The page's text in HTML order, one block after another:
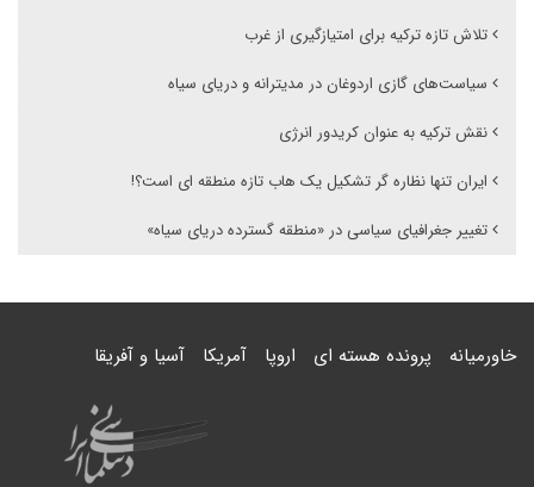
تلاش تازه ترکیه برای امتیازگیری از غرب
سیاست‌های گازی اردوغان در مدیترانه و دریای سیاه
نقش ترکیه به عنوان کریدور انرژی
ایران تنها نظاره گر تشکیل یک هاب تازه منطقه ای است؟!
تغییر جغرافیای سیاسی در «منطقه گسترده دریای سیاه»
خاورمیانه پرونده هسته ای اروپا آمریکا آسیا و آفریقا